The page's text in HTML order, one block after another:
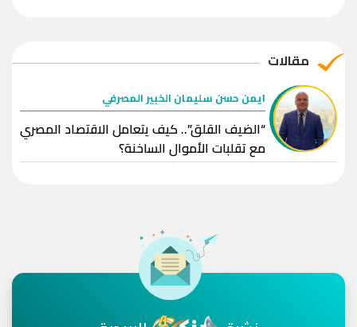
مقالات
ايمن حسن سليمان الخبير المصرفي
“الضيف القلق”.. كيف يتعامل الاقتصاد المصري
مع تقلبات الأموال الساخنة؟